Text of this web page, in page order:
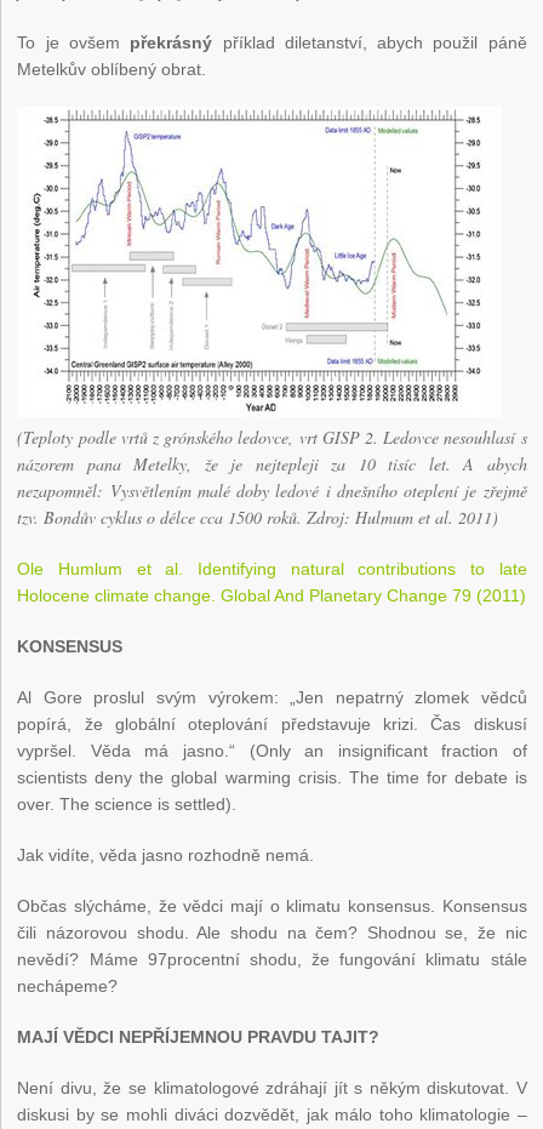
To je ovšem překrásný příklad diletanství, abych použil páně
Metelkův oblíbený obrat.
(Teploty podle vrtů z grónského ledovce, vrt GISP 2. Ledovce nesouhlasí s
názorem pana Metelky, že je nejtepleji za 10 tisíc let. A abych
nezapomněl: Vysvětlením malé doby ledové i dnešního oteplení je zřejmě
tzv. Bondův cyklus o délce cca 1500 roků. Zdroj: Hulmum et al. 2011)
Ole Humlum et al. Identifying natural contributions to late
Holocene climate change. Global And Planetary Change 79 (2011)
KONSENSUS
Al Gore proslul svým výrokem: „Jen nepatrný zlomek vědců
popírá, že globální oteplování představuje krizi. Čas diskusí
vypršel. Věda má jasno.“ (Only an insignificant fraction of
scientists deny the global warming crisis. The time for debate is
over. The science is settled).
Jak vidíte, věda jasno rozhodně nemá.
Občas slýcháme, že vědci mají o klimatu konsensus. Konsensus
čili názorovou shodu. Ale shodu na čem? Shodnou se, že nic
nevědí? Máme 97procentní shodu, že fungování klimatu stále
nechápeme?
MAJÍ VĚDCI NEPŘÍJEMNOU PRAVDU TAJIT?
Není divu, že se klimatologové zdráhají jít s někým diskutovat. V
diskusi by se mohli diváci dozvědět, jak málo toho klimatologie –